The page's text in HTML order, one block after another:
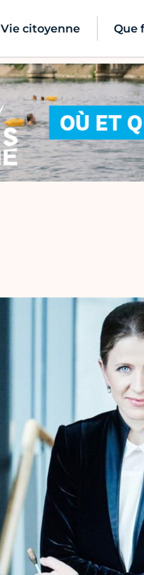
Vie citoyenne Que